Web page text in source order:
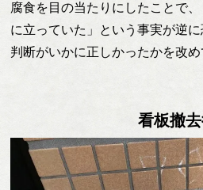
腐食を目の当たりにしたことで
に立っていた」という事実が逆
判断がいかに正しかったかを改め
看板撤